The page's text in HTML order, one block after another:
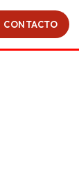
CONTACTO